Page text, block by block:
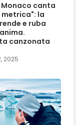
canta
metrica": la
e ruba
canzonata
2025